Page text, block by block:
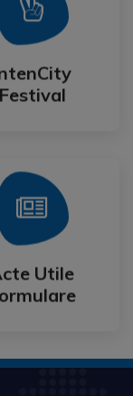
Festival
Festival
Mai Mult
Utile
Utile
Mai Mult